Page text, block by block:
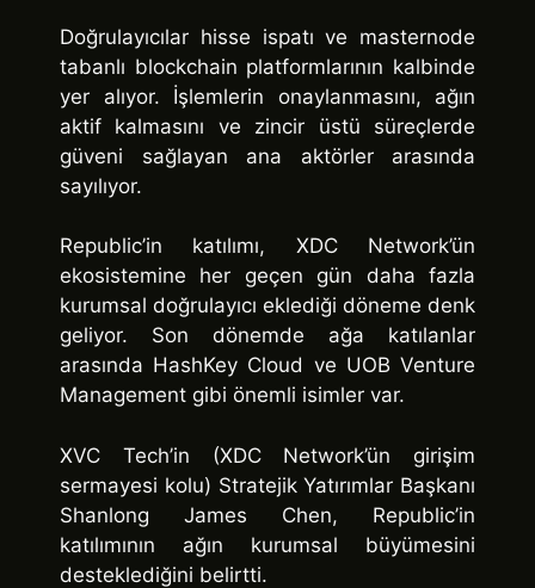
Doğrulayıcılar hisse ispatı ve masternode
tabanlı blockchain platformlarının kalbinde
yer alıyor. İşlemlerin onaylanmasını, ağın
aktif kalmasını ve zincir üstü süreçlerde
güveni sağlayan ana aktörler arasında
sayılıyor.
Republic’in katılımı, XDC Network’ün
ekosistemine her geçen gün daha fazla
kurumsal doğrulayıcı eklediği döneme denk
geliyor. Son dönemde ağa katılanlar
arasında HashKey Cloud ve UOB Venture
Management gibi önemli isimler var.
XVC Tech’in (XDC Network’ün girişim
sermayesi kolu) Stratejik Yatırımlar Başkanı
Shanlong James Chen, Republic’in
katılımının ağın kurumsal büyümesini
desteklediğini belirtti.